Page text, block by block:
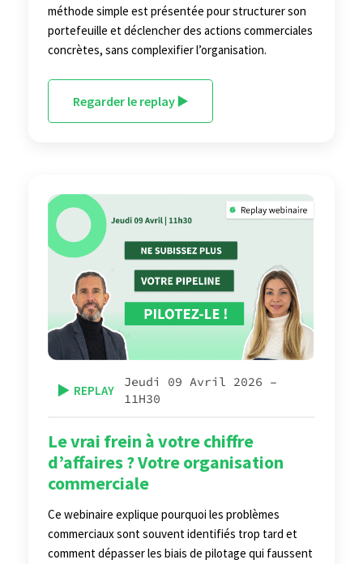
méthode simple est présentée pour structurer son
portefeuille et déclencher des actions commerciales
concrètes, sans complexifier l’organisation.
Regarder le replay ▶️
▶️ REPLAY
Jeudi 09 Avril 2026 –
11H30
Le vrai frein à votre chiffre
d’affaires ? Votre organisation
commerciale
Ce webinaire explique pourquoi les problèmes
commerciaux sont souvent identifiés trop tard et
comment dépasser les biais de pilotage qui faussent